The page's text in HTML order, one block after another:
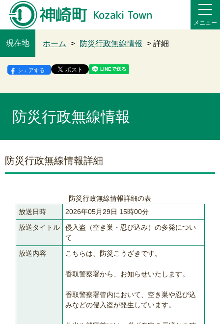
メニュー
現在地 ホーム > 防災行政無線情報 > 詳細
シェアする
防災行政無線情報
防災行政無線情報詳細
防災行政無線情報詳細の表
放送日時
2026年05月29日 15時00分
放送タイトル
侵入盗（空き巣・忍び込み）の多発につい
て
放送内容
こちらは、防災こうざきです。
香取警察署から、お知らせいたします。
香取警察署管内において、空き巣や忍び込
みなどの侵入盗が発生しています。